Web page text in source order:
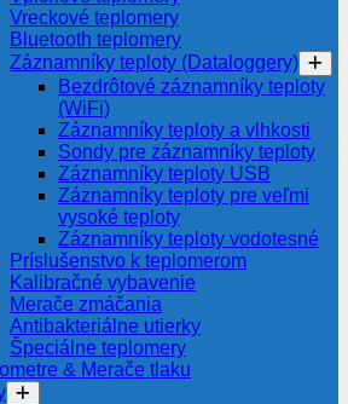
Vreckové teplomery
Bluetooth teplomery
Záznamníky teploty (Dataloggery)
Bezdrôtové záznamníky teploty
(WiFi)
Záznamníky teploty a vlhkosti
Sondy pre záznamníky teploty
Záznamníky teploty USB
Záznamníky teploty pre veľmi
vysoké teploty
Záznamníky teploty vodotesné
Príslušenstvo k teplomerom
Kalibračné vybavenie
Merače zmáčania
Antibakteriálne utierky
Špeciálne teplomery
& Merače tlaku